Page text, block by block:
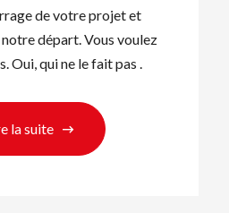
de votre projet et
départ. Vous voulez
Oui, qui ne le fait pas .
la suite